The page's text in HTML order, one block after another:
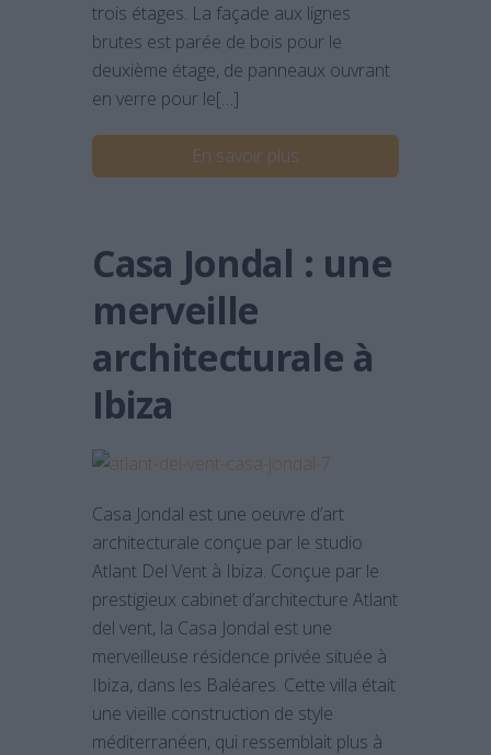
trois étages. La façade aux lignes
brutes est parée de bois pour le
deuxième étage, de panneaux ouvrant
en verre pour le[…]
En savoir plus
Casa Jondal : une
merveille
architecturale à
Ibiza
Casa Jondal est une oeuvre d’art
architecturale conçue par le studio
Atlant Del Vent à Ibiza. Conçue par le
prestigieux cabinet d’architecture Atlant
del vent, la Casa Jondal est une
merveilleuse résidence privée située à
Ibiza, dans les Baléares. Cette villa était
une vieille construction de style
méditerranéen, qui ressemblait plus à